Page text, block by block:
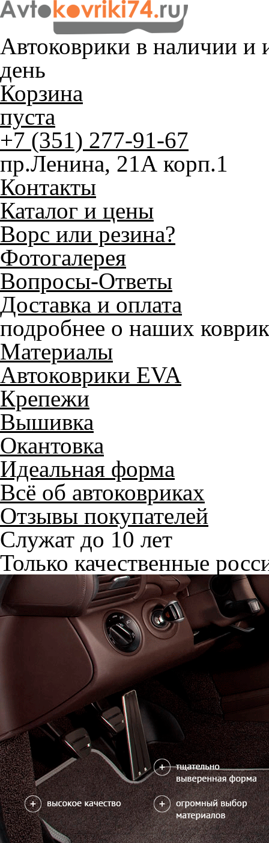
Автоковрики в наличии и
день
Корзина
пуста
+7 (351) 277-91-67
пр.Ленина, 21А корп.1
Контакты
Каталог и цены
Ворс или резина?
Фотогалерея
Вопросы-Ответы
Доставка и оплата
подробнее о наших
Материалы
Автоковрики EVA
Крепежи
Вышивка
Окантовка
Идеальная форма
Всё об автоковриках
Отзывы покупателей
Служат до 10 лет
Только качественные